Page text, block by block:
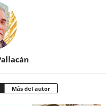
Más del autor